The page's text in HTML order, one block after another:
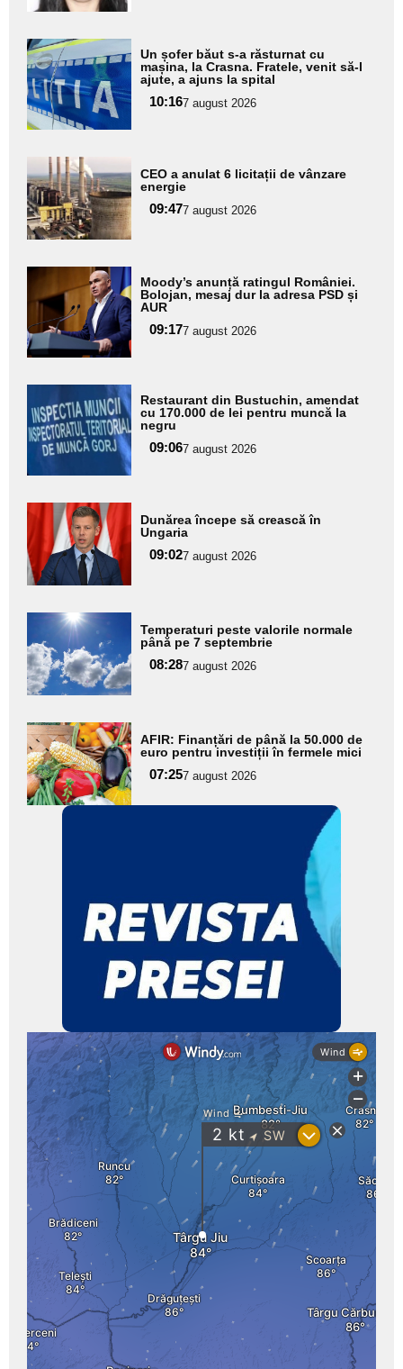
Adaugă
aici textul
pentru
subtitlu
Un șofer băut s-a răsturnat cu
mașina, la Crasna. Fratele, venit să-l
ajute, a ajuns la spital
10:167 august 2026
Adaugă
aici textul
pentru
subtitlu
CEO a anulat 6 licitații de vânzare
energie
09:477 august 2026
Adaugă
aici textul
pentru
subtitlu
Moody’s anunță ratingul României.
Bolojan, mesaj dur la adresa PSD și
AUR
09:177 august 2026
Adaugă
aici textul
pentru
subtitlu
Restaurant din Bustuchin, amendat
cu 170.000 de lei pentru muncă la
negru
09:067 august 2026
Adaugă
aici textul
pentru
subtitlu
Dunărea începe să crească în
Ungaria
09:027 august 2026
Adaugă
aici textul
pentru
subtitlu
Temperaturi peste valorile normale
până pe 7 septembrie
08:287 august 2026
Adaugă
aici textul
pentru
subtitlu
AFIR: Finanțări de până la 50.000 de
euro pentru investiții în fermele mici
07:257 august 2026